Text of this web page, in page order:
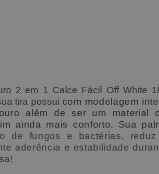
2 em 1 Calce Fácil Off White
tira possuicom modelagem
além de ser um material
ainda mais conforto. Sua
de fungos e bactérias,
aderência e estabilidade